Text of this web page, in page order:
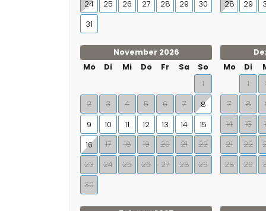
24 25 26 27 28 29
30
31
28 29
November 2026
Mo
Di Mi Do Fr Sa
So
1
2
3 4 5 6 7
8
9
10 11 12 13 14
15
16
17 18 19 20 21
22
23
24 25 26 27 28
29
30
Mo
Di
1
7
8
14
15
21
22
28
29